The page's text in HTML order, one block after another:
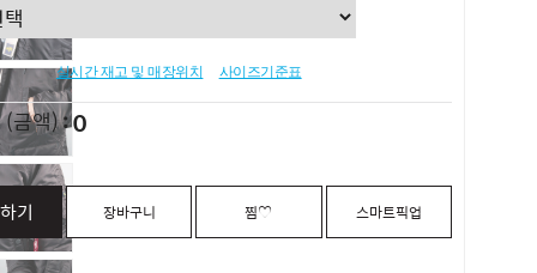
실시간 재고 및 매장위치 사이즈기준표
(금액) 0
기 장바구니 찜♡ 스마트픽업